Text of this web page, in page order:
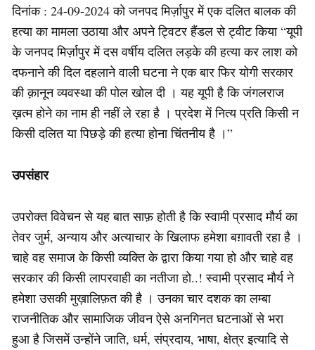
दिनांक : 24-09-2024 को जनपद मिर्ज़ापुर में एक दलित बालक की
हत्या का मामला उठाया और अपने ट्विटर हैंडल से ट्वीट किया “यूपी
के जनपद मिर्ज़ापुर में दस वर्षीय दलित लड़के की हत्या कर लाश को
दफनाने की दिल दहलाने वाली घटना ने एक बार फिर योगी सरकार
की क़ानून व्यवस्था की पोल खोल दी । यह यूपी है कि जंगलराज
ख़त्म होने का नाम ही नहीं ले रहा है । प्रदेश में नित्य प्रति किसी न
किसी दलित या पिछड़े की हत्या होना चिंतनीय है ।”
उपसंहार
उपरोक्त विवेचन से यह बात साफ़ होती है कि स्वामी प्रसाद मौर्य का
तेवर जुर्म, अन्याय और अत्याचार के खिलाफ हमेशा बग़ावती रहा है ।
चाहे वह समाज के किसी व्यक्ति के द्वारा किया गया हो और चाहे वह
सरकार की किसी लापरवाही का नतीजा हो..! स्वामी प्रसाद मौर्य ने
हमेशा उसकी मुख़ालिफ़त की है । उनका चार दशक का लम्बा
राजनीतिक और सामाजिक जीवन ऐसे अनगिनत घटनाओं से भरा
हुआ है जिसमें उन्होंने जाति, धर्म, संप्रदाय, भाषा, क्षेत्र इत्यादि से